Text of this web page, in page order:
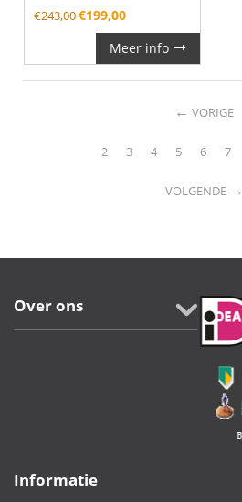
€243,00€199,00
Meer info
← VORIGE
2 3 4 5 6 7
VOLGENDE →
Over ons
Informatie